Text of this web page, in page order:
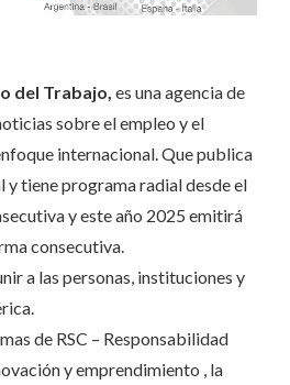
del Trabajo, es una agencia de
sobre el empleo y el
internacional. Que publica
y tiene programa radial desde el
y este año 2025 emitirá
consecutiva.
a las personas, instituciones y
de RSC – Responsabilidad
y emprendimiento , la